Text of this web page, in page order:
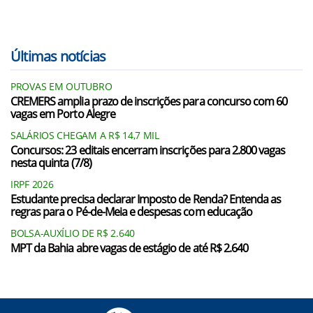
Últimas notícias
PROVAS EM OUTUBRO
CREMERS amplia prazo de inscrições para concurso com 60
vagas em Porto Alegre
SALÁRIOS CHEGAM A R$ 14,7 MIL
Concursos: 23 editais encerram inscrições para 2.800 vagas
nesta quinta (7/8)
IRPF 2026
Estudante precisa declarar Imposto de Renda? Entenda as
regras para o Pé-de-Meia e despesas com educação
BOLSA-AUXÍLIO DE R$ 2.640
MPT da Bahia abre vagas de estágio de até R$ 2.640